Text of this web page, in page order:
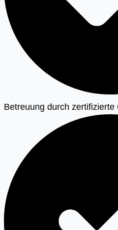
Betreuung durch zertifizierte